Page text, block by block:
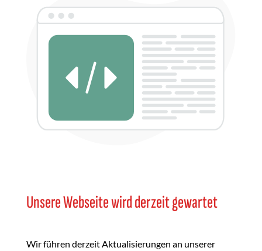
Unsere Webseite wird derzeit gewartet
Wir führen derzeit Aktualisierungen an unserer